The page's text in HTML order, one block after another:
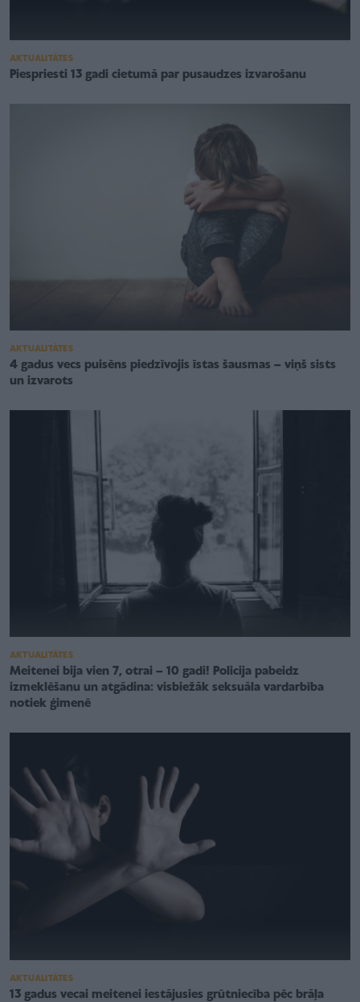
AKTUALITĀTES
Piespriesti 13 gadi cietumā par pusaudzes izvarošanu
AKTUALITĀTES
4 gadus vecs puisēns piedzīvojis īstas šausmas – viņš sists
un izvarots
AKTUALITĀTES
Meitenei bija vien 7, otrai – 10 gadi! Policija pabeidz
izmeklēšanu un atgādina: visbiežāk seksuāla vardarbība
notiek ģimenē
AKTUALITĀTES
13 gadus vecai meitenei iestājusies grūtniecība pēc brāļa